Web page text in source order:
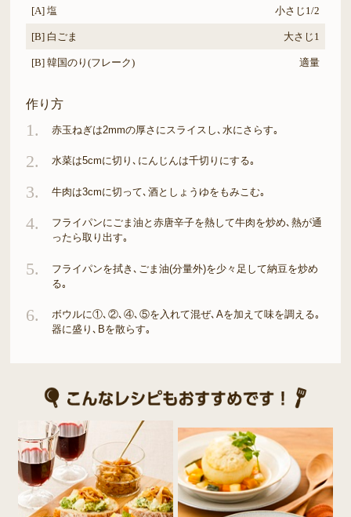
[A] 塩 小さじ1/2
[B] 白ごま 大さじ1
[B] 韓国のり(フレーク) 適量
作り方
1. 赤玉ねぎは2mmの厚さにスライスし､水にさらす｡
2. 水菜は5cmに切り､にんじんは千切りにする｡
3. 牛肉は3cmに切って､酒としょうゆをもみこむ｡
4.
フライパンにごま油と赤唐辛子を熱して牛肉を炒め､熱が通
ったら取り出す｡
5.
フライパンを拭き､ごま油(分量外)を少々足して納豆を炒め
る｡
6.
ボウルに①､②､④､⑤を入れて混ぜ､Aを加えて味を調える｡
器に盛り､Bを散らす｡